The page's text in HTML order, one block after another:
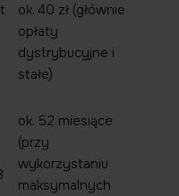
ok. 40 zł (głównie
opłaty
dystrybucyjne i
stałe)
ok. 52 miesiące
(przy
wykorzystaniu
maksymalnych